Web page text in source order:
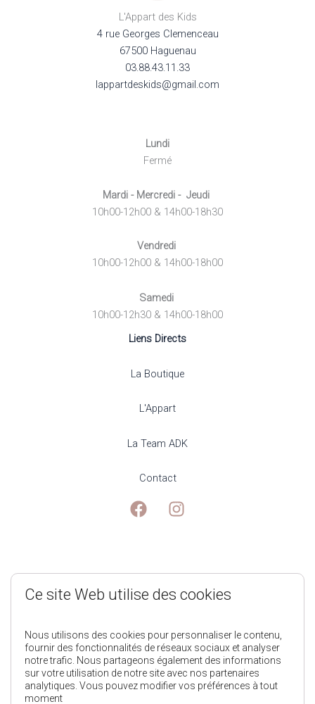
L'Appart des Kids
4 rue Georges Clemenceau
67500 Haguenau
03.88.43.11.33
lappartdeskids@gmail.com
Lundi
Fermé
Mardi - Mercredi - Jeudi
10h00-12h00 & 14h00-18h30
Vendredi
10h00-12h00 & 14h00-18h00
Samedi
10h00-12h30 & 14h00-18h00
Liens Directs
La Boutique
L'Appart
La Team ADK
Contact
Mentions Légales
Politique de Confidentialité
Conditions générales de ventes
Ce site Web utilise des cookies
Nous utilisons des cookies pour personnaliser le contenu,
fournir des fonctionnalités de réseaux sociaux et analyser
notre trafic. Nous partageons également des informations
sur votre utilisation de notre site avec nos partenaires
analytiques. Vous pouvez modifier vos préférences à tout
moment